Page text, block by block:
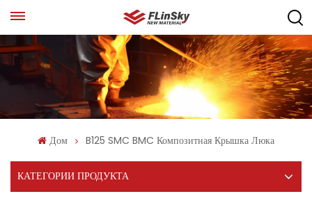
Дом B125 SMC BMC Композитная Крышка Люка
КАТЕГОРИИ ПРОДУКТА